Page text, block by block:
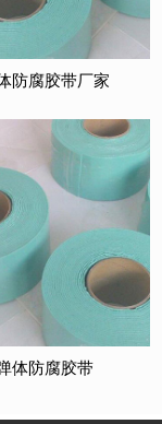
防腐胶带厂家
体防腐胶带